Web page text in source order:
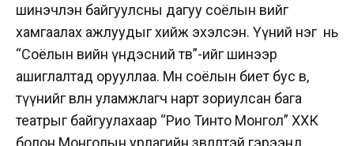
шинэчлэн байгуулсны дагуу соёлын өвийг
хамгаалах ажлуудыг хийж эхэлсэн. Үүний нэг нь
“Соёлын өвийн үндэсний төв”-ийг шинээр
ашиглалтад орууллаа. Мөн соёлын биет бус өв,
түүнийг өвлөн уламжлагч нарт зориулсан бага
театрыг байгуулахаар “Рио Тинто Монгол” ХХК
болон Монголын урлагийн зөвлөлтэй гэрээнд